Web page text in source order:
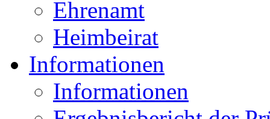
Ehrenamt
Heimbeirat
Informationen
Informationen